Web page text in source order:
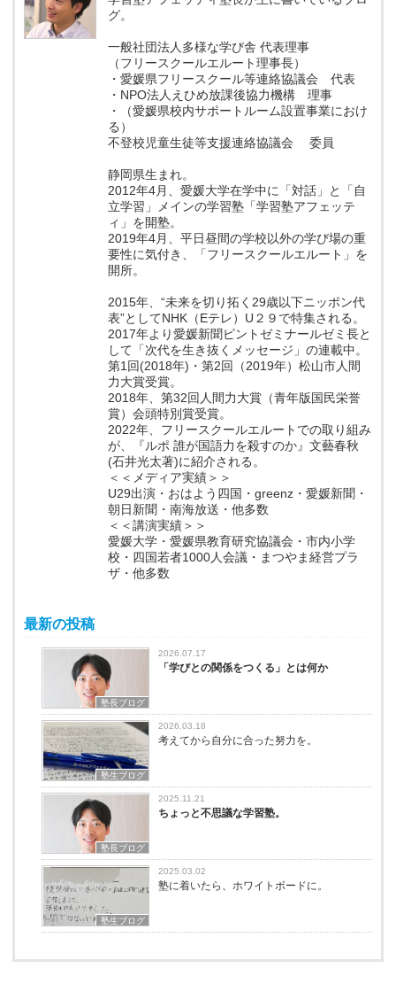
グ。
一般社団法人多様な学び舎 代表理事
（フリースクールエルート理事長）
・愛媛県フリースクール等連絡協議会 代表
・NPO法人えひめ放課後協力機構 理事
・（愛媛県校内サポートルーム設置事業におけ
る）
不登校児童生徒等支援連絡協議会 委員
静岡県生まれ。
2012年4月、愛媛大学在学中に「対話」と「自
立学習」メインの学習塾「学習塾アフェッテ
ィ」を開塾。
2019年4月、平日昼間の学校以外の学び場の重
要性に気付き、「フリースクールエルート」を
開所。
2015年、“未来を切り拓く29歳以下ニッポン代
表”としてNHK（Eテレ）U２９で特集される。
2017年より愛媛新聞ピントゼミナールゼミ長と
して「次代を生き抜くメッセージ」の連載中。
第1回(2018年)・第2回（2019年）松山市人間
力大賞受賞。
2018年、第32回人間力大賞（青年版国民栄誉
賞）会頭特別賞受賞。
2022年、フリースクールエルートでの取り組み
が、『ルポ 誰が国語力を殺すのか』文藝春秋
(石井光太著)に紹介される。
＜＜メディア実績＞＞
U29出演・おはよう四国・greenz・愛媛新聞・
朝日新聞・南海放送・他多数
＜＜講演実績＞＞
愛媛大学・愛媛県教育研究協議会・市内小学
校・四国若者1000人会議・まつやま経営プラ
ザ・他多数
最新の投稿
塾長ブログ
2026.07.17
「学びとの関係をつくる」とは何か
塾生ブログ
2026.03.18
考えてから自分に合った努力を。
塾長ブログ
2025.11.21
ちょっと不思議な学習塾。
塾生ブログ
2025.03.02
塾に着いたら、ホワイトボードに。